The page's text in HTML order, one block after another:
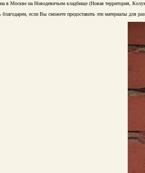
Москве на Новодевичьем кладбище (Новая территория,
если Вы сможете предоставить эти материалы для